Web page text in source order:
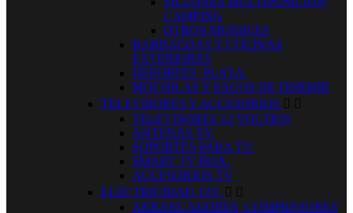
CAMPING
OTROS MUEBLES
BARBACOAS Y COCINAS
EXTERIORES
DEPORTES, PLAYA.
MOCHILAS Y SACOS DE DORMIR
TELEVISORES Y ACCESORIOS  
TELEVISORES 12 VOLTIOS
ANTENAS TV.
SOPORTES PARA TV.
SMART TV BOX.
ACCESORIOS TV
ELECTRICIDAD 12V.  
ARRANCADORES, COMPRESORES